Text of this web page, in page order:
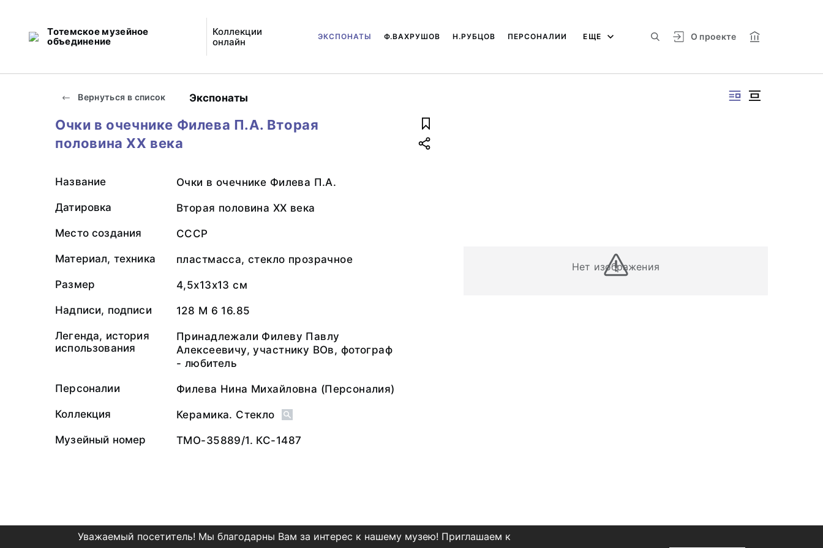
Тотемское музейное
объединение
Коллекции
онлайн
О проекте
ЭКСПОНАТЫ Ф.ВАХРУШОВ Н.РУБЦОВ ПЕРСОНАЛИИ ЕЩЕ
Вернуться в список Экспонаты
Нет изображения
Очки в очечнике Филева П.А. Вторая
половина XX века
Название Очки в очечнике Филева П.А.
Датировка Вторая половина XX века
Место создания СССР
Материал, техника пластмасса, стекло прозрачное
Размер 4,5х13х13 см
Надписи, подписи 128 М 6 16.85
Легенда, история
использования
Принадлежали Филеву Павлу
Алексеевичу, участнику ВОв, фотограф
- любитель
Персоналии Филева Нина Михайловна (Персоналия)
Коллекция Керамика. Стекло
Музейный номер ТМО-35889/1. КС-1487
Уважаемый посетитель! Мы благодарны Вам за интерес к нашему музею! Приглашаем к